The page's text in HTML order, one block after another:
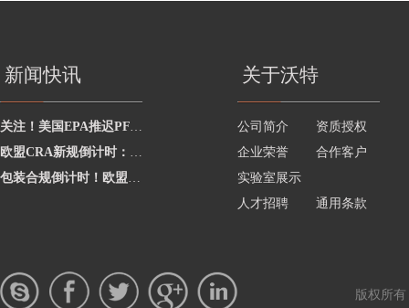
新闻快讯
关注！美国EPA推迟PFAS申报至2027年1月
欧盟CRA新规倒计时：2026年9月起强制要求出海企业建立漏洞上报流程
包装合规倒计时！欧盟发布PPWR实施指南与问答
关于沃特
公司简介
资质授权
企业荣誉
合作客户
实验室展示
人才招聘
通用条款
版权所